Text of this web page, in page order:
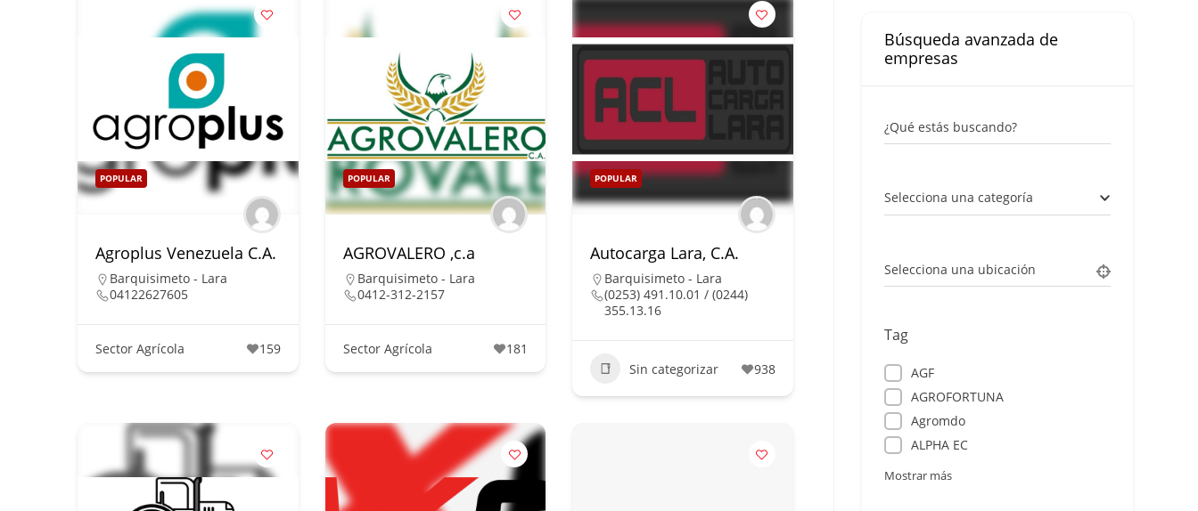
POPULAR
Agroplus Venezuela C.A.
Barquisimeto - Lara
04122627605
Sector Agrícola 159
POPULAR
AGROVALERO ,c.a
Barquisimeto - Lara
0412-312-2157
Sector Agrícola 181
POPULAR
Autocarga Lara, C.A.
Barquisimeto - Lara
(0253) 491.10.01 / (0244)
355.13.16
Sin categorizar 938
Búsqueda avanzada de
empresas
¿Qué estás buscando?
Selecciona una categoría
Selecciona una ubicación
Tag
AGF
AGROFORTUNA
Agromdo
ALPHA EC
Mostrar más